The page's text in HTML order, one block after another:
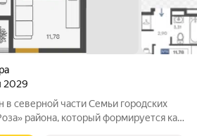
2029
северной части Семьи городских
как